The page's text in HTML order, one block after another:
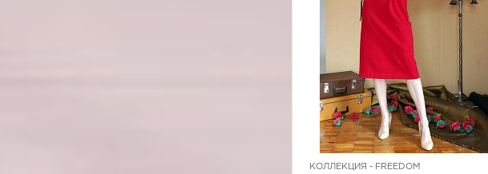
КОЛЛЕКЦИЯ - FREEDOM